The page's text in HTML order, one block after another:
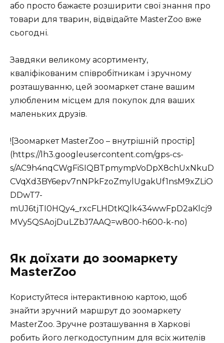
або просто бажаєте розширити свої знання про
товари для тварин, відвідайте MasterZoo вже
сьогодні.
Завдяки великому асортименту,
кваліфікованим співробітникам і зручному
розташуванню, цей зоомаркет стане вашим
улюбленим місцем для покупок для ваших
маленьких друзів.
![Зоомаркет MasterZoo – внутрішній простір]
(https://lh3.googleusercontent.com/gps-cs-
s/AC9h4nqCWgFiSIQBTpmympVoDpX8chUxNkuD
CVqXd3BY6epv7nNPkFzoZmylUgakUf1nsM9xZLiO
DDwT7-
mUJ6tjTI0HQy4_rxcFLHDtKQlk434wwFpD2aKlcj9
MVy5QSAojDuLZbJ7AAQ=w800-h600-k-no)
Як доїхати до зоомаркету
MasterZoo
Користуйтеся інтерактивною картою, щоб
знайти зручний маршрут до зоомаркету
MasterZoo. Зручне розташування в Харкові
робить його легкодоступним для всіх жителів